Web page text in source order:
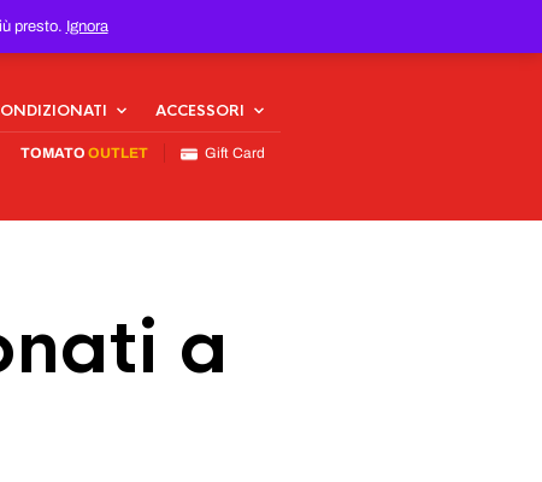
presto. Ignora
ACCESSORI
TOMATO OUTLET Gift Card
a